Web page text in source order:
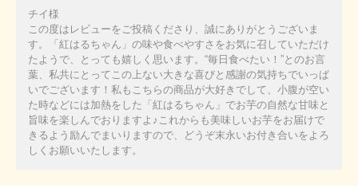
チイ様
この度はレビューをご投稿くださり、誠にありがとうございま
す。「紅はるちゃん」の味や食べやすさをお気に召していただけ
たようで、とっても嬉しく思います。“毎日食べたい！”とのお言
葉、私共にとってこの上ない大きな喜びと感謝の気持ちでいっぱ
いでございます！私もこちらの商品が大好きでして、小腹が空い
た時などには加熱をした「紅はるちゃん」でお芋の自然な甘味と
旨味を楽しんでおりますよ♪これからも美味しいお芋をお届けで
きるよう励んでまいりますので、どうぞ末永いお付き合いをよろ
しくお願いいたします。